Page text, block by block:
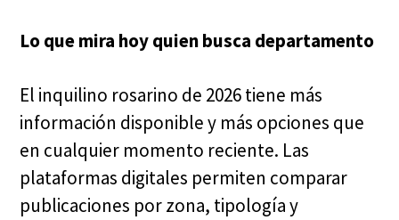
Lo que mira hoy quien busca departamento
El inquilino rosarino de 2026 tiene más
información disponible y más opciones que
en cualquier momento reciente. Las
plataformas digitales permiten comparar
publicaciones por zona, tipología y